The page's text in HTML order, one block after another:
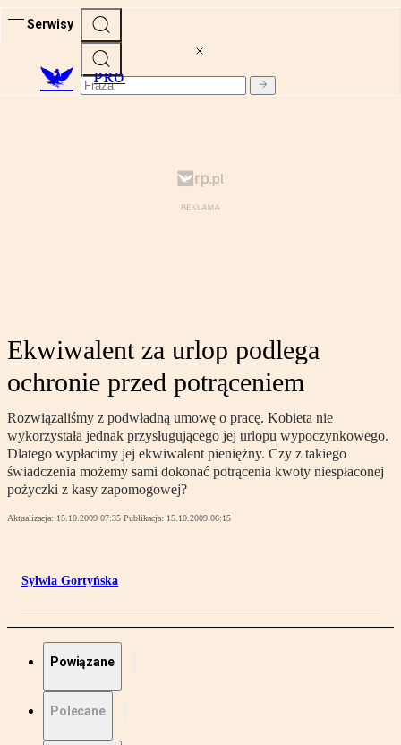
Serwisy
PRO
Ekwiwalent za urlop podlega
ochronie przed potrąceniem
Rozwiązaliśmy z podwładną umowę o pracę. Kobieta nie
wykorzystała jednak przysługującego jej urlopu wypoczynkowego.
Dlatego wypłacimy jej ekwiwalent pieniężny. Czy z takiego
świadczenia możemy sami dokonać potrącenia kwoty niespłaconej
pożyczki z kasy zapomogowej?
Aktualizacja: 15.10.2009 07:35 Publikacja: 15.10.2009 06:15
Sylwia Gortyńska
Powiązane
Polecane